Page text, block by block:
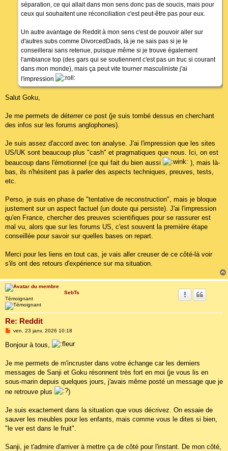
séparation, ce qui allait dans mon sens donc pas de soucis, mais pour
ceux qui souhaitent une réconciliation c'est peut-être pas pour eux.
Un autre avantage de Reddit à mon sens c'est de pouvoir aller sur
d'autres subs comme DivorcedDads, là je ne sais pas si je le
conseillerai sans retenue, puisque même si je trouve également
l'ambiance top (des gars qui se soutiennent c'est pas un truc si courant
dans mon monde), mais ça peut vite tourner masculiniste j'ai
l'impression
Salut Goku,
Je me permets de déterrer ce post (je suis tombé dessus en cherchant
des infos sur les forums anglophones).
Je suis assez d'accord avec ton analyse. J'ai l'impression que les sites
US/UK sont beaucoup plus "cash" et pragmatiques que nous. Ici, on est
beaucoup dans l'émotionnel (ce qui fait du bien aussi
), mais là-
bas, ils n'hésitent pas à parler des aspects techniques, preuves, tests,
etc.
Perso, je suis en phase de "tentative de reconstruction", mais je bloque
justement sur un aspect factuel (un doute qui persiste). J'ai l'impression
qu'en France, chercher des preuves scientifiques pour se rassurer est
mal vu, alors que sur les forums US, c'est souvent la première étape
conseillée pour savoir sur quelles bases on repart.
Merci pour les liens en tout cas, je vais aller creuser de ce côté-là voir
s'ils ont des retours d'expérience sur ma situation.
SebTs
Témoignant
Re: Reddit
M
s
e
ven. 23 janv. 2026 10:18
Bonjour à tous,
Je me permets de m'incruster dans votre échange car les derniers
messages de Sanji et Goku résonnent très fort en moi (je vous lis en
sous-marin depuis quelques jours, j'avais même posté un message que je
ne retrouve plus
)
Je suis exactement dans la situation que vous décrivez. On essaie de
sauver les meubles pour les enfants, mais comme vous le dites si bien,
"le ver est dans le fruit".
Sanji, je t'admire d'arriver à mettre ça de côté pour l'instant. De mon côté,